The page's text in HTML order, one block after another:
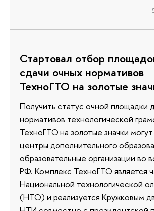
Стартовал отбор
сдачи очных нормативов
ТехноГТО на золотые
Получить статус очной площадки
нормативов технологической
ТехноГТО на золотые значки
центры дополнительного
образовательные организации во
РФ. Комплекс ТехноГТО является
Национальной технологической
(НТО) и реализуется Кружковым